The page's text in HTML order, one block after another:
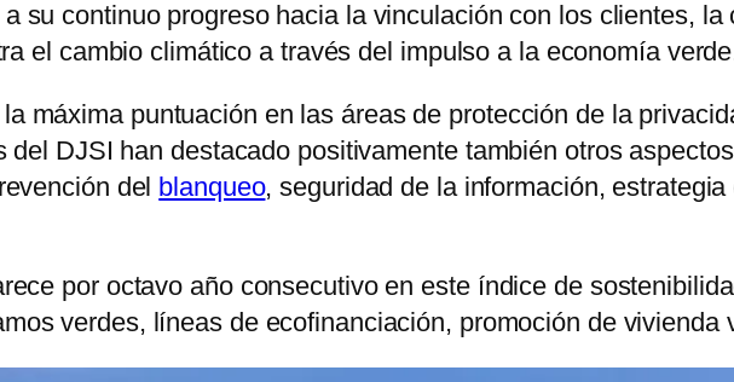
su continuo progreso hacia la vinculación con los clientes, la
el cambio climático a través del impulso a la economía
máxima puntuación en las áreas de protección de la
del DJSI han destacado positivamente también otros
del blanqueo, seguridad de la información, estrategia
por octavo año consecutivo en este índice de
verdes, líneas de ecofinanciación, promoción de vivienda